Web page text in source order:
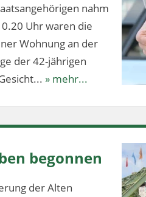
nahm
Uhr waren die
Wohnung an der
der 42-jährigen
» mehr...
begonnen
der Alten